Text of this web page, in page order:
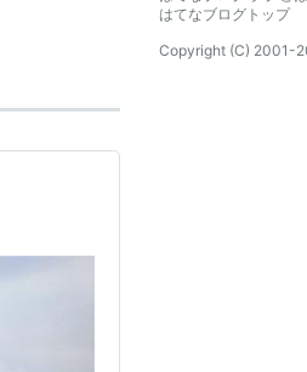
はてなブログトップ
Copyright (C) 2001-